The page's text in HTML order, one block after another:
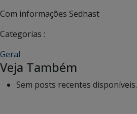
Com informações Sedhast
Categorias :
Geral
Veja Também
Sem posts recentes disponíveis.